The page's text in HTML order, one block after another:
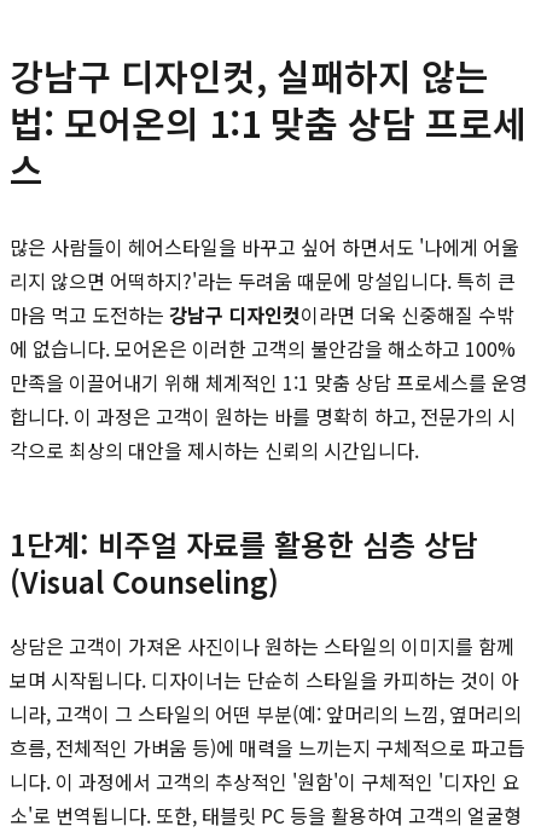
강남구 디자인컷, 실패하지 않는
법: 모어온의 1:1 맞춤 상담 프로세
스
많은 사람들이 헤어스타일을 바꾸고 싶어 하면서도 '나에게 어울
리지 않으면 어떡하지?'라는 두려움 때문에 망설입니다. 특히 큰
마음 먹고 도전하는 강남구 디자인컷이라면 더욱 신중해질 수밖
에 없습니다. 모어온은 이러한 고객의 불안감을 해소하고 100%
만족을 이끌어내기 위해 체계적인 1:1 맞춤 상담 프로세스를 운영
합니다. 이 과정은 고객이 원하는 바를 명확히 하고, 전문가의 시
각으로 최상의 대안을 제시하는 신뢰의 시간입니다.
1단계: 비주얼 자료를 활용한 심층 상담
(Visual Counseling)
상담은 고객이 가져온 사진이나 원하는 스타일의 이미지를 함께
보며 시작됩니다. 디자이너는 단순히 스타일을 카피하는 것이 아
니라, 고객이 그 스타일의 어떤 부분(예: 앞머리의 느낌, 옆머리의
흐름, 전체적인 가벼움 등)에 매력을 느끼는지 구체적으로 파고듭
니다. 이 과정에서 고객의 추상적인 '원함'이 구체적인 '디자인 요
소'로 번역됩니다. 또한, 태블릿 PC 등을 활용하여 고객의 얼굴형